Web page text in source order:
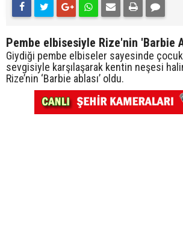
Pembe elbisesiyle Rize'nin 'Barbie
Giydiği pembe elbiseler sayesinde
sevgisiyle karşılaşarak kentin neşesi
Rize’nin ‘Barbie ablası’ oldu.